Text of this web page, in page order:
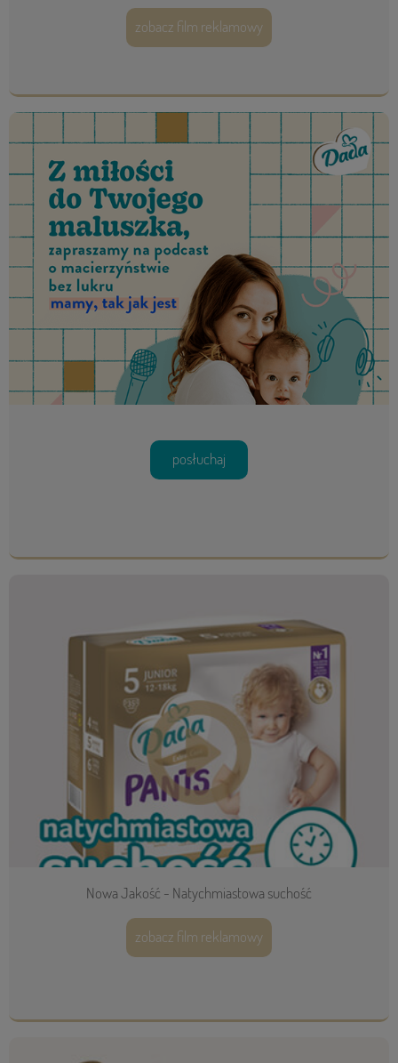
zobacz film reklamowy
posłuchaj
Nowa Jakość - Natychmiastowa suchość
zobacz film reklamowy